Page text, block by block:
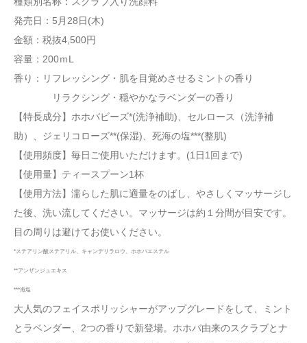
発売日：5月28日(木)
金額：税抜4,500円
容量：200ｍL
香り：リフレッシング・肌を目覚めさせるミントの香り
リラクシング・穏やかなラベンダーの香り
【特長成分】ホホバビーズ*(洗浄補助)、セルロース（洗浄補
助）、ジェリコローズ**(保湿)、死海の塩***(整肌)
【使用頻度】毎日ご使用いただけます。(1日1回まで)
【使用量】ティースプーン1杯
【使用方法】濡らした肌に適量をのばし、やさしくマッサージし
た後、洗い流してください。マッサージは約１分間が目安です。
目の周りは避けてお使いください。
*ステアリン酸ステアリル、キャンデリラロウ、ホホバエステル
**アンザンジュエキス
***海塩
大人気のフェイスポリッシャーがアップグレードをして、ミント
とラベンダー、2つの香りで新登場。ホホバ由来のスクラブとナ